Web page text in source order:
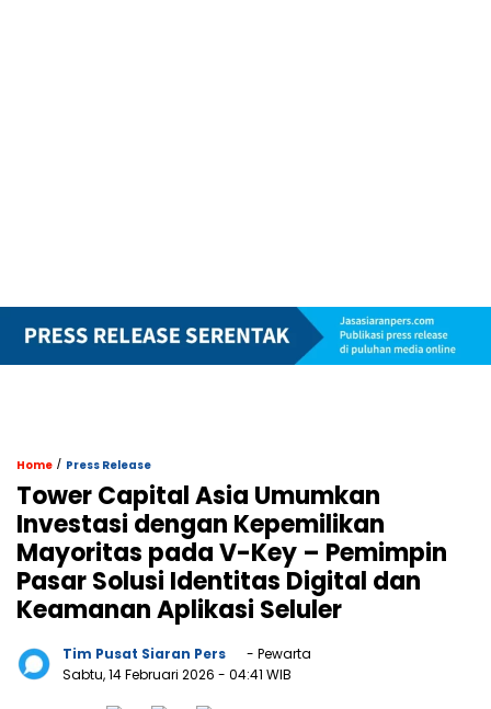
Home / Press Release
Tower Capital Asia Umumkan
Investasi dengan Kepemilikan
Mayoritas pada V-Key – Pemimpin
Pasar Solusi Identitas Digital dan
Keamanan Aplikasi Seluler
Tim Pusat Siaran Pers
- Pewarta
Sabtu, 14 Februari 2026 - 04:41 WIB